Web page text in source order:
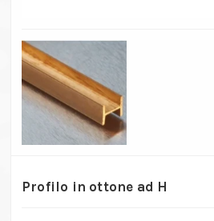
Profilo in ottone ad H